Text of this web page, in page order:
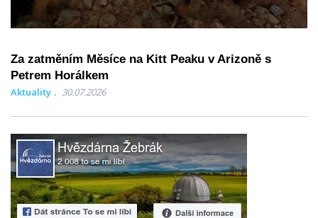
Za zatměním Měsíce na Kitt Peaku v Arizoně s
Petrem Horálkem
Aktuality 30.07.2026